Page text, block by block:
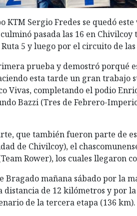
KTM Sergio Fredes se quedó
pasada las 16 en
5 y luego por el circuito de las
prueba y demostró porqué
esta tarde un gran trabajo
Vivas, completando el podio
Bazzi (Tres de Febrero-
que también fueron parte de
de Chivilcoy), el
Rower), los cuales llegaron
Bragado mañana sábado por la
distancia de 12 kilómetros y por
de la tercera etapa (136 km).